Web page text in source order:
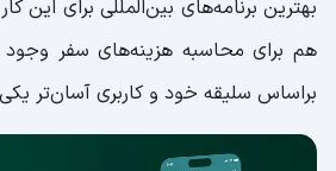
بهترین برنامه‌های بین‌المللی برای این
هم برای محاسبه هزینه‌های سفر وجود
براساس سلیقه خود و کاربری آسان‌تر